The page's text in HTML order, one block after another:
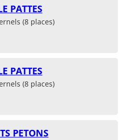
PATTES
(8 places)
PATTES
(8 places)
PETONS